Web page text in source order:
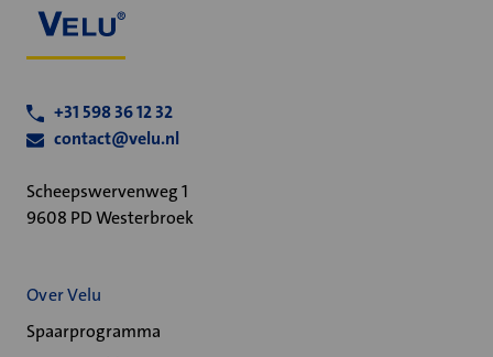
+31 598 36 12 32
contact@velu.nl
Scheepswervenweg 1
9608 PD Westerbroek
Over Velu
Spaarprogramma